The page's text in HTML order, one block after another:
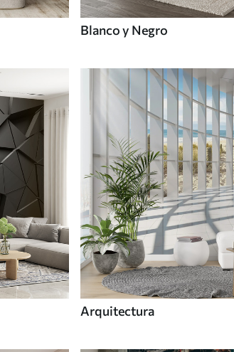
Blanco y Negro
Arquitectura